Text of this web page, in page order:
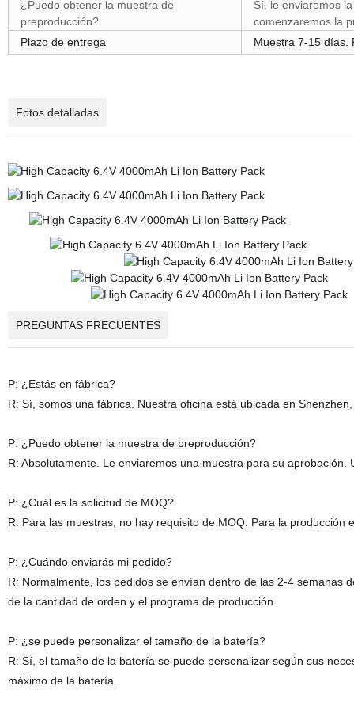
¿Puedo obtener la muestra de
preproducción?
Sí, le enviaremos
comenzaremos la
Plazo de entrega
Muestra 7-15 días.
Fotos detalladas
PREGUNTAS FRECUENTES
P: ¿Estás en fábrica?
R: Sí, somos una fábrica. Nuestra oficina está ubicada en
P: ¿Puedo obtener la muestra de preproducción?
R: Absolutamente. Le enviaremos una muestra para su
P: ¿Cuál es la solicitud de MOQ?
R: Para las muestras, no hay requisito de MOQ. Para la producción
P: ¿Cuándo enviarás mi pedido?
R: Normalmente, los pedidos se envían dentro de las 2-4 semanas
de la cantidad de orden y el programa de producción.
P: ¿se puede personalizar el tamaño de la batería?
R: Sí, el tamaño de la batería se puede personalizar según sus
máximo de la batería.